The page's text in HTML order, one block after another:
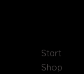
Start
Shop